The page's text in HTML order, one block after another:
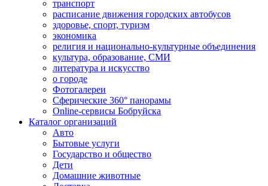
транспорт
расписание движения городских автобусов
здоровье, спорт, туризм
экономика
религия и национально-культурные объединения
культура, образование, СМИ
литература и искусство
о городе
Фотогалереи
Сферические 360° панорамы
Online-сервисы Бобруйска
Каталог организаций
Авто
Бытовые услуги
Государство и общество
Дети
Домашние животные